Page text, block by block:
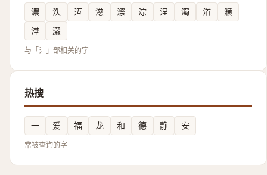
濃 泆 沍 濨 漈 淙 涅 濁 渞
㶇
漜
濲
与「氵」部相关的字
热搜
一 爱 福 龙 和 德 静 安
常被查询的字